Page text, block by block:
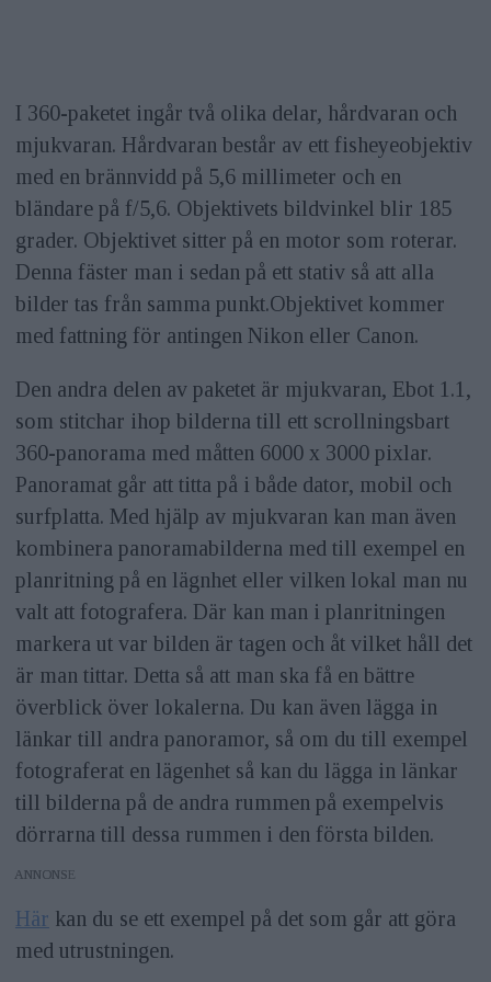
I 360-paketet ingår två olika delar, hårdvaran och
mjukvaran. Hårdvaran består av ett fisheyeobjektiv
med en brännvidd på 5,6 millimeter och en
bländare på f/5,6. Objektivets bildvinkel blir 185
grader. Objektivet sitter på en motor som roterar.
Denna fäster man i sedan på ett stativ så att alla
bilder tas från samma punkt.Objektivet kommer
med fattning för antingen Nikon eller Canon.
Den andra delen av paketet är mjukvaran, Ebot 1.1,
som stitchar ihop bilderna till ett scrollningsbart
360-panorama med måtten 6000 x 3000 pixlar.
Panoramat går att titta på i både dator, mobil och
surfplatta. Med hjälp av mjukvaran kan man även
kombinera panoramabilderna med till exempel en
planritning på en lägnhet eller vilken lokal man nu
valt att fotografera. Där kan man i planritningen
markera ut var bilden är tagen och åt vilket håll det
är man tittar. Detta så att man ska få en bättre
överblick över lokalerna. Du kan även lägga in
länkar till andra panoramor, så om du till exempel
fotograferat en lägenhet så kan du lägga in länkar
till bilderna på de andra rummen på exempelvis
dörrarna till dessa rummen i den första bilden.
ANNONS
Här kan du se ett exempel på det som går att göra
med utrustningen.